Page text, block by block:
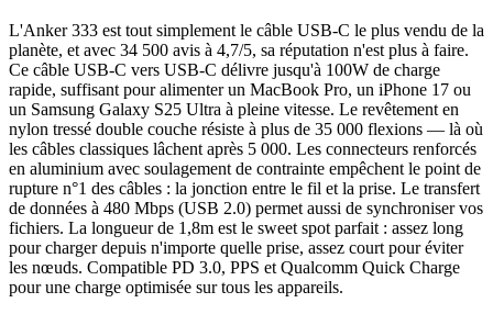
L'Anker 333 est tout simplement le câble USB-C le plus vendu de la
planète, et avec 34 500 avis à 4,7/5, sa réputation n'est plus à faire.
Ce câble USB-C vers USB-C délivre jusqu'à 100W de charge
rapide, suffisant pour alimenter un MacBook Pro, un iPhone 17 ou
un Samsung Galaxy S25 Ultra à pleine vitesse. Le revêtement en
nylon tressé double couche résiste à plus de 35 000 flexions — là où
les câbles classiques lâchent après 5 000. Les connecteurs renforcés
en aluminium avec soulagement de contrainte empêchent le point de
rupture n°1 des câbles : la jonction entre le fil et la prise. Le transfert
de données à 480 Mbps (USB 2.0) permet aussi de synchroniser vos
fichiers. La longueur de 1,8m est le sweet spot parfait : assez long
pour charger depuis n'importe quelle prise, assez court pour éviter
les nœuds. Compatible PD 3.0, PPS et Qualcomm Quick Charge
pour une charge optimisée sur tous les appareils.